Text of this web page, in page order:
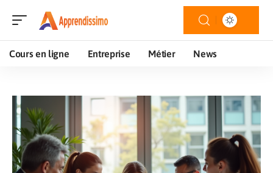
Cours en ligne Entreprise Métier News